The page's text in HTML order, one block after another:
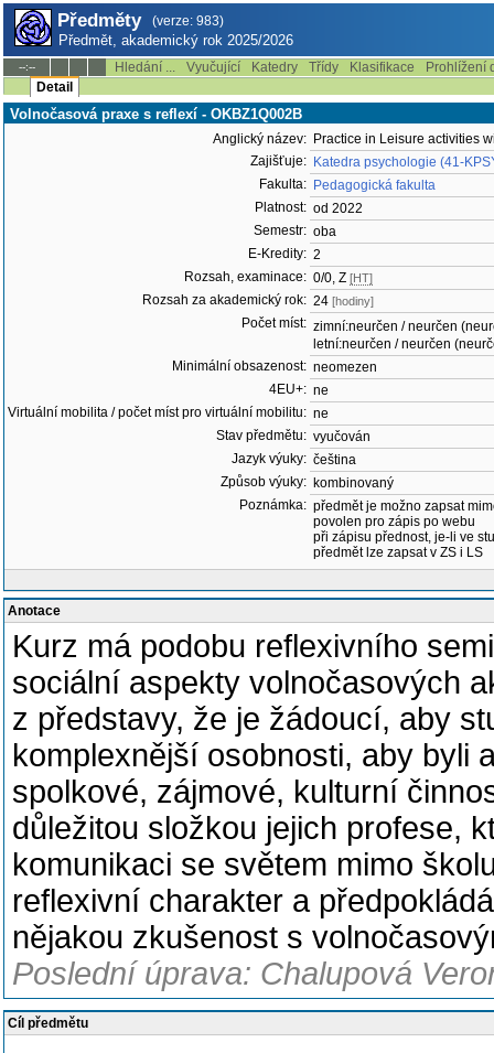
Předměty (verze: 983)
Předmět, akademický rok 2025/2026
--:-- Hledání ... Vyučující Katedry Třídy Klasifikace
Prohlížení
Detail
Volnočasová praxe s reflexí - OKBZ1Q002B
Anglický název: Practice in Leisure activities
Zajišťuje: Katedra psychologie (41-
Fakulta: Pedagogická fakulta
Platnost: od 2022
Semestr: oba
E-Kredity: 2
Rozsah, examinace: 0/0, Z [HT]
Rozsah za akademický rok: 24 [hodiny]
Počet míst: zimní:neurčen / neurčen
letní:neurčen / neurčen
Minimální obsazenost: neomezen
4EU+: ne
Virtuální mobilita / počet míst pro virtuální mobilitu: ne
Stav předmětu: vyučován
Jazyk výuky: čeština
Způsob výuky: kombinovaný
Poznámka: předmět je možno zapsat
povolen pro zápis po webu
při zápisu přednost, je-li ve
předmět lze zapsat v ZS i LS
Anotace
Kurz má podobu reflexivního
sociální aspekty volnočasových
z představy, že je žádoucí, aby
komplexnější osobnosti, aby byli
spolkové, zájmové, kulturní
důležitou složkou jejich profese,
komunikaci se světem mimo
reflexivní charakter a
nějakou zkušenost s
Poslední úprava: Chalupová
Cíl předmětu